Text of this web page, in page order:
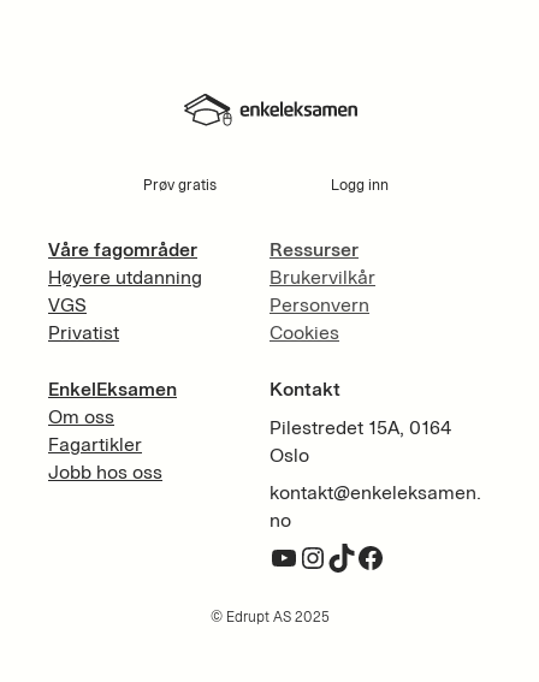
Prøv gratis Logg inn
Våre fagområder
Høyere utdanning
VGS
Privatist
EnkelEksamen
Om oss
Fagartikler
Jobb hos oss
Ressurser
Brukervilkår
Personvern
Cookies
Kontakt
Pilestredet 15A, 0164
Oslo
kontakt@enkeleksamen.
no
YouTube InstagramTikTok Facebook
© Edrupt AS 2025